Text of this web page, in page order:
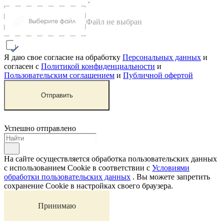
15х15
С 5 спальнями
С 6 спальнями
С 7 спальнями
Укладка мрамора и гранита
Строительство гаражей
Строительство бань
Строительство коммерческих зданий
Я даю свое согласие на обработку Персональных данных и
согласен с Политикой конфиденциальности и
Пользовательским соглашением и Публичной офертой
Отправить
Успешно отправлено
На сайте осуществляется обработка пользовательских данных
с использованием Cookie в соответствии с Условиями
обработки пользовательских данных . Вы можете запретить
сохранение Cookie в настройках своего браузера.
Принимаю